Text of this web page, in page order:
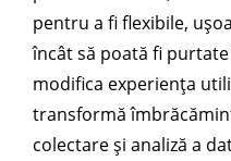
pentru a fi flexibile,
încât să poată fi
modifica experiența
transformă
colectare și analiză a